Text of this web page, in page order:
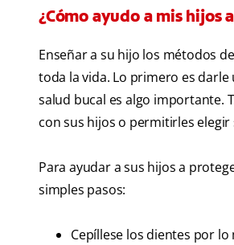
¿Cómo ayudo a mis hijos
Enseñar a su hijo los métodos
toda la vida. Lo primero es
salud bucal es algo importante.
con sus hijos o permitirles
Para ayudar a sus hijos a
simples pasos:
Cepíllese los dientes por